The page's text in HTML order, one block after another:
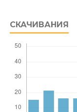
СКАЧИВАНИЯ